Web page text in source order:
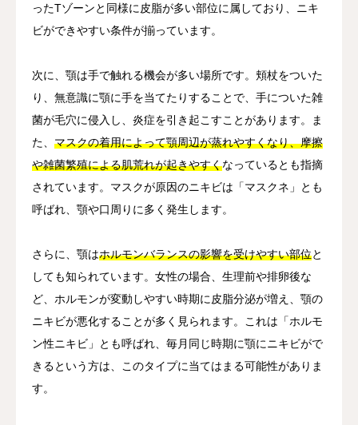
ったTゾーンと同様に皮脂が多い部位に属しており、ニキ
ビができやすい条件が揃っています。
次に、顎は手で触れる機会が多い場所です。頬杖をついた
り、無意識に顎に手を当てたりすることで、手についた雑
菌が毛穴に侵入し、炎症を引き起こすことがあります。ま
た、 マスクの着用によって顎周辺が蒸れやすくなり、摩擦
や雑菌繁殖による肌荒れが起きやすくなっているとも指摘
されています。マスクが原因のニキビは「マスクネ」とも
呼ばれ、顎や口周りに多く発生します。
さらに、顎はホルモンバランスの影響を受けやすい部位と
しても知られています。女性の場合、生理前や排卵後な
ど、ホルモンが変動しやすい時期に皮脂分泌が増え、顎の
ニキビが悪化することが多く見られます。これは「ホルモ
ン性ニキビ」とも呼ばれ、毎月同じ時期に顎にニキビがで
きるという方は、このタイプに当てはまる可能性がありま
す。